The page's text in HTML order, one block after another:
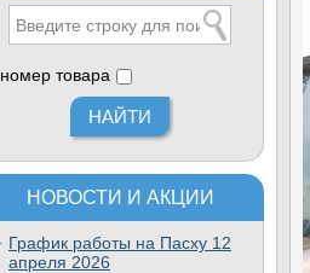
номер товара
НОВОСТИ И АКЦИИ
График работы на Пасху 12
апреля 2026